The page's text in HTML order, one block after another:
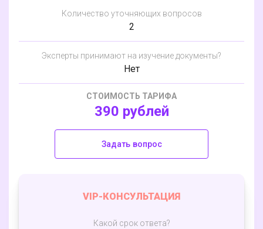
Количество уточняющих вопросов
2
Эксперты принимают на изучение документы?
Нет
СТОИМОСТЬ ТАРИФА
390 рублей
Задать вопрос
VIP-КОНСУЛЬТАЦИЯ
Какой срок ответа?